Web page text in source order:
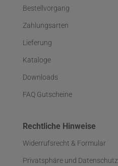
Bestellvorgang
Zahlungsarten
Lieferung
Kataloge
Downloads
FAQ Gutscheine
Rechtliche Hinweise
Widerrufsrecht & Formular
Privatsphäre und Datenschutz